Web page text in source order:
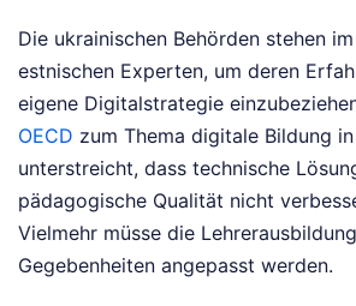
Die ukrainischen Behörden stehen
estnischen Experten, um deren
eigene Digitalstrategie
OECD zum Thema digitale Bildung
unterstreicht, dass technische
pädagogische Qualität nicht
Vielmehr müsse die
Gegebenheiten angepasst werden.